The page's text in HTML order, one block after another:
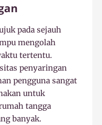
pada sejauh
mengolah
tertentu.
penyaringan
pengguna sangat
untuk
tangga
banyak.